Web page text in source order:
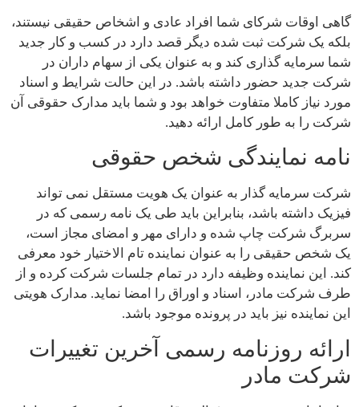
گاهی اوقات شرکای شما افراد عادی و اشخاص حقیقی نیستند،
بلکه یک شرکت ثبت شده دیگر قصد دارد در کسب و کار جدید
شما سرمایه گذاری کند و به عنوان یکی از سهام داران در
شرکت جدید حضور داشته باشد. در این حالت شرایط و اسناد
مورد نیاز کاملا متفاوت خواهد بود و شما باید مدارک حقوقی آن
شرکت را به طور کامل ارائه دهید.
نامه نمایندگی شخص حقوقی
شرکت سرمایه گذار به عنوان یک هویت مستقل نمی تواند
فیزیک داشته باشد، بنابراین باید طی یک نامه رسمی که در
سربرگ شرکت چاپ شده و دارای مهر و امضای مجاز است،
یک شخص حقیقی را به عنوان نماینده تام الاختیار خود معرفی
کند. این نماینده وظیفه دارد در تمام جلسات شرکت کرده و از
طرف شرکت مادر، اسناد و اوراق را امضا نماید. مدارک هویتی
این نماینده نیز باید در پرونده موجود باشد.
ارائه روزنامه رسمی آخرین تغییرات
شرکت مادر